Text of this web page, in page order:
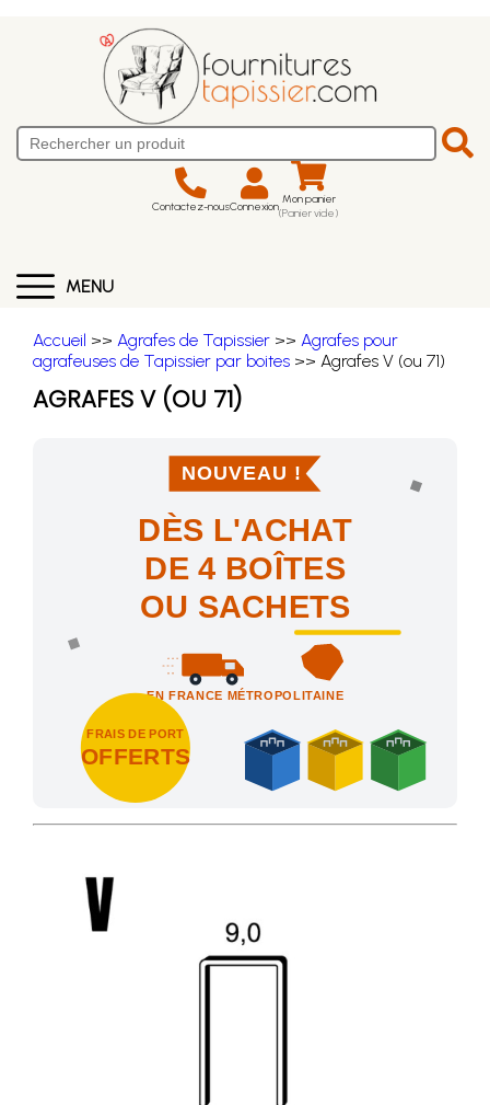
Contactez-nousConnexion Mon panier
(Panier vide)
MENU
Accueil >> Agrafes de Tapissier >> Agrafes pour
agrafeuses de Tapissier par boites >> Agrafes V (ou 71)
AGRAFES V (OU 71)
NOUVEAU !
DÈS L'ACHAT
DE 4 BOÎTES
OU SACHETS
EN FRANCE MÉTROPOLITAINE
FRAIS DE PORT
OFFERTS
Achetez 4 sachets ou boîtes d'agrafes ou de pointes et